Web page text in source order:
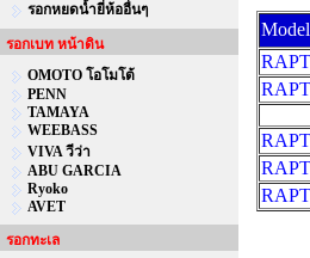
รอกหยดน้ำยี่ห้ออื่นๆ
รอกเบท หน้าดิน
OMOTO โอโมโต้
PENN
TAMAYA
WEEBASS
VIVA วีว่า
ABU GARCIA
Ryoko
AVET
รอกทะเล
Model